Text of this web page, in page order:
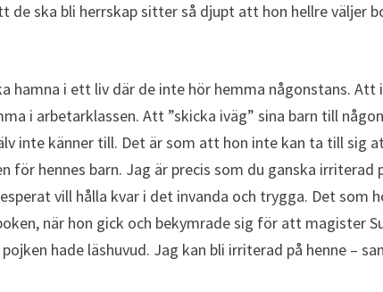
de ska bli herrskap sitter så djupt att hon hellre väljer
hamna i ett liv där de inte hör hemma någonstans.
i arbetarklassen. Att ”skicka iväg” sina barn till
inte känner till. Det är som att hon inte kan ta till sig
hennes barn. Jag är precis som du ganska irriterad
vill hålla kvar i det invanda och trygga. Det som
när hon gick och bekymrade sig för att magister
hade läshuvud. Jag kan bli irriterad på henne –